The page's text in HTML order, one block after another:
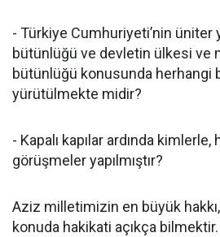
- Türkiye Cumhuriyeti’nin üniter
bütünlüğü ve devletin ülkesi ve
bütünlüğü konusunda herhangi
yürütülmekte midir?
- Kapalı kapılar ardında kimlerle,
görüşmeler yapılmıştır?
Aziz milletimizin en büyük
konuda hakikati açıkça